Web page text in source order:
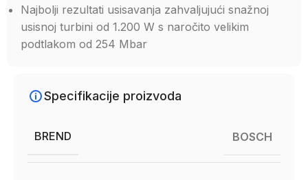
Najbolji rezultati usisavanja zahvaljujući snažnoj
usisnoj turbini od 1.200 W s naročito velikim
podtlakom od 254 Mbar
Specifikacije proizvoda
BREND BOSCH